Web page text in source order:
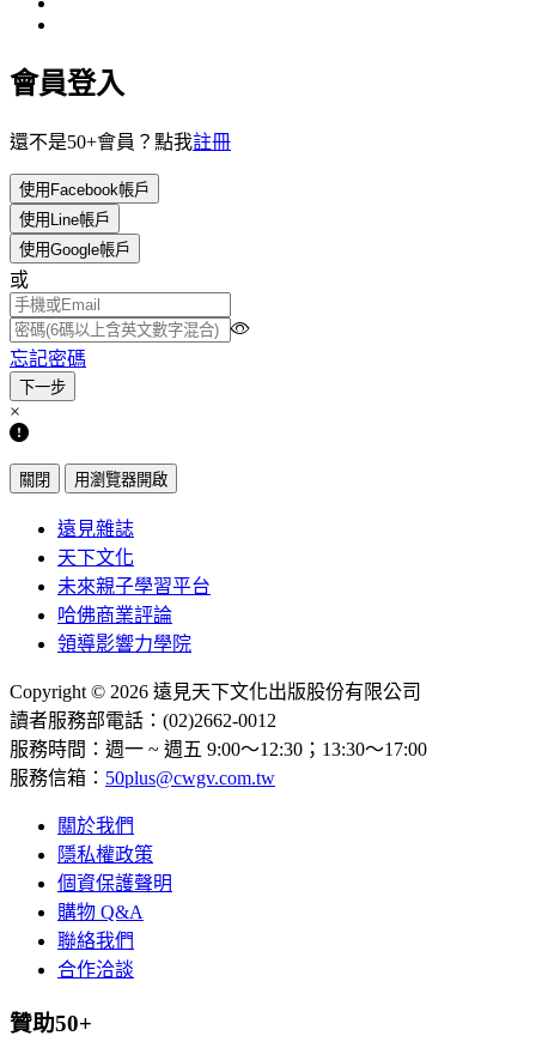
會員登入
還不是50+會員？點我註冊
使用Facebook帳戶
使用Line帳戶
使用Google帳戶
或
忘記密碼
×
關閉 用瀏覽器開啟
遠見雜誌
天下文化
未來親子學習平台
哈佛商業評論
領導影響力學院
Copyright © 2026 遠見天下文化出版股份有限公司
讀者服務部電話：(02)2662-0012
服務時間：週一 ~ 週五 9:00～12:30；13:30～17:00
服務信箱： 50plus@cwgv.com.tw
關於我們
隱私權政策
個資保護聲明
購物 Q&A
聯絡我們
合作洽談
贊助50+